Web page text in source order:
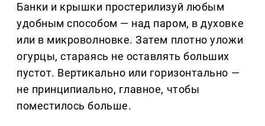
Банки и крышки простерилизуй любым
удобным способом — над паром, в духовке
или в микроволновке. Затем плотно уложи
огурцы, стараясь не оставлять больших
пустот. Вертикально или горизонтально —
не принципиально, главное, чтобы
поместилось больше.